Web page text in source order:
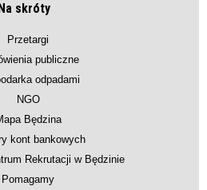
Na skróty
Przetargi
publiczne
odpadami
NGO
Będzina
kont bankowych
Rekrutacji w Będzinie
Pomagamy